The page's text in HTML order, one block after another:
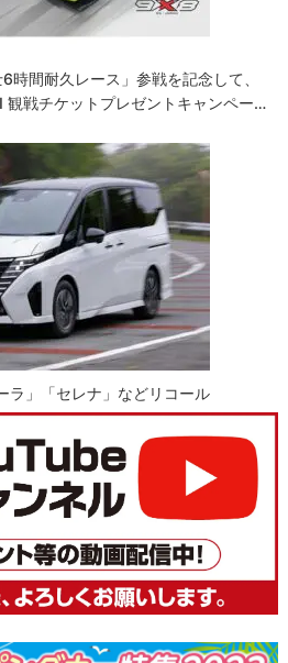
時間耐久レース」参戦を記念して、
観戦チケットプレゼントキャンペー…
ラ」「セレナ」などリコール